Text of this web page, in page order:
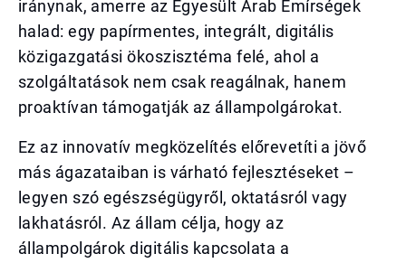
iránynak, amerre az Egyesült Arab Emírségek
halad: egy papírmentes, integrált, digitális
közigazgatási ökoszisztéma felé, ahol a
szolgáltatások nem csak reagálnak, hanem
proaktívan támogatják az állampolgárokat.
Ez az innovatív megközelítés előrevetíti a jövő
más ágazataiban is várható fejlesztéseket –
legyen szó egészségügyről, oktatásról vagy
lakhatásról. Az állam célja, hogy az
állampolgárok digitális kapcsolata a